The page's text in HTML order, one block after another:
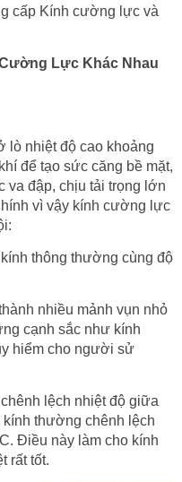
cấp Kính cường lực và
Lực Khác Nhau
nhiệt độ cao khoảng
để tạo sức căng bề mặt,
va đập, chịu tải trọng lớn
vì vậy kính cường lực
thông thường cùng độ
nhiều mảnh vụn nhỏ
cạnh sắc như kính
hiểm cho người sử
lệch nhiệt độ giữa
kính thường chênh lệch
Điều này làm cho kính
rất tốt.